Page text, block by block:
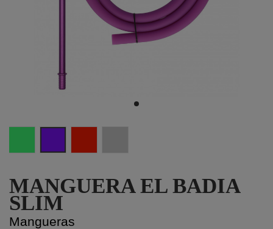
MANGUERA EL BADIA
SLIM
Mangueras